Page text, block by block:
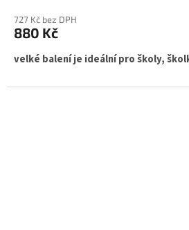
727 Kč bez DPH
880 Kč
velké balení je ideální pro školy,